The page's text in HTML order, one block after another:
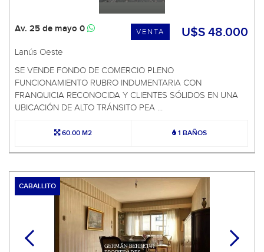
U$S 48.000
VENTA
Av. 25 de mayo 0
Lanús Oeste
SE VENDE FONDO DE COMERCIO PLENO
FUNCIONAMIENTO RUBRO INDUMENTARIA CON
FRANQUICIA RECONOCIDA Y CLIENTES SÓLIDOS EN UNA
UBICACIÓN DE ALTO TRÁNSITO PEA ...
60.00 M2 1 BAÑOS
CABALLITO